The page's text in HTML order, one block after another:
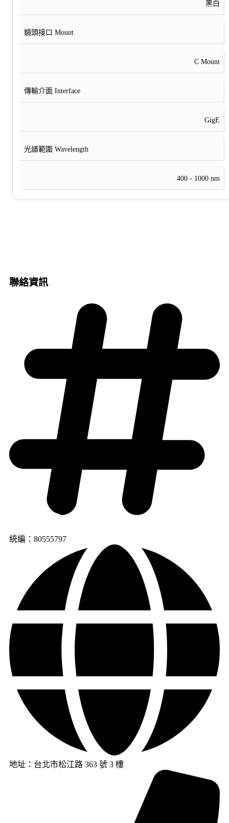
黑白
鏡頭接口 Mount
C Mount
傳輸介面 Interface
GigE
光譜範圍 Wavelength
400 - 1000 nm
聯絡資訊
統編：80555797
地址：台北市松江路 363 號 3 樓